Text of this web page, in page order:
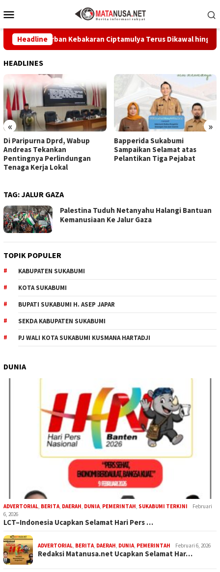
ke
Mobile
Headline
Korban Kebakaran Ciptamulya Terus Dikawal hingga Pulih
HEADLINES
« »
Di Paripurna Dprd, Wabup
Andreas Tekankan
Pentingnya Perlindungan
Tenaga Kerja Lokal
Bapperida Sukabumi
Sampaikan Selamat atas
Pelantikan Tiga Pejabat
TAG:JALUR GAZA
Palestina Tuduh Netanyahu Halangi Bantuan
Kemanusiaan Ke Jalur Gaza
TOPIK POPULER
KABUPATEN SUKABUMI
KOTA SUKABUMI
BUPATI SUKABUMI H. ASEP JAPAR
SEKDA KABUPATEN SUKABUMI
PJ WALI KOTA SUKABUMI KUSMANA HARTADJI
DUNIA
ADVERTORIAL, BERITA, DAERAH, DUNIA, PEMERINTAH, SUKABUMI TERKINI
Februari
6, 2026
LCT–Indonesia Ucapkan Selamat Hari Pers …
ADVERTORIAL, BERITA, DAERAH, DUNIA, PEMERINTAH Februari 6, 2026
Redaksi Matanusa.net Ucapkan Selamat Har…